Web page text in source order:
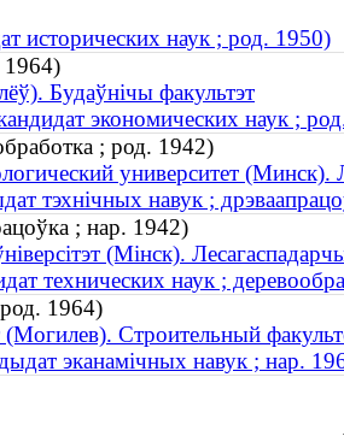
исторических наук ; род. 1950)
1964)
Будаўнічы факультэт
экономических наук ;
; род. 1942)
университет (Минск).
тэхнічных навук ;
; нар. 1942)
(Мінск).
технических наук ;
1964)
(Могилев). Строительный
эканамічных навук ; нар.